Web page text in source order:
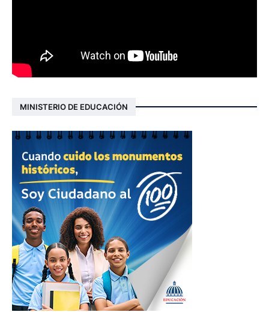
MINISTERIO DE EDUCACIÓN